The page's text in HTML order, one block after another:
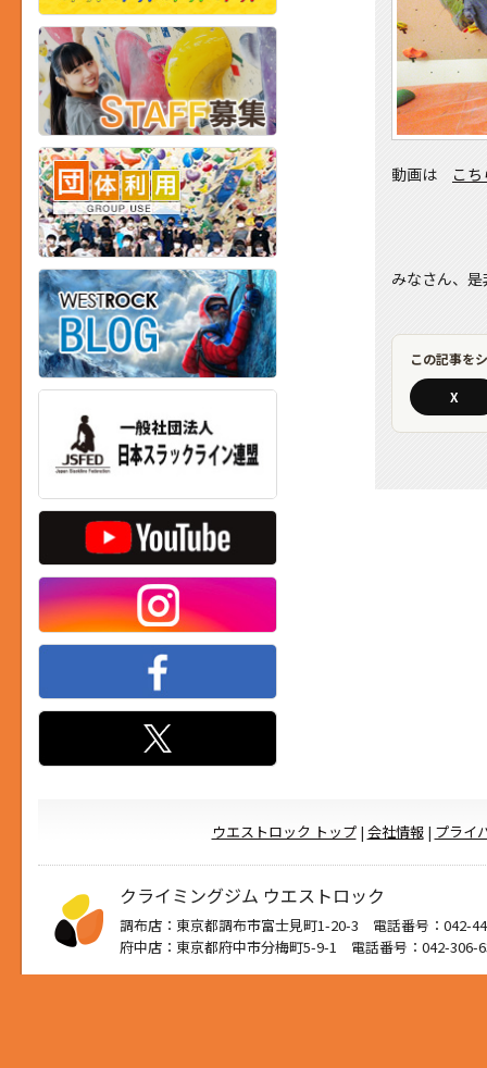
動画は こ
みなさん、
この記事を
X
ウエストロック トップ| 会社情報| プライ
クライミングジム ウエストロック
調布店：東京都調布市富士見町1-20-3 電話番号：042-
府中店：東京都府中市分梅町5-9-1 電話番号：042-306-